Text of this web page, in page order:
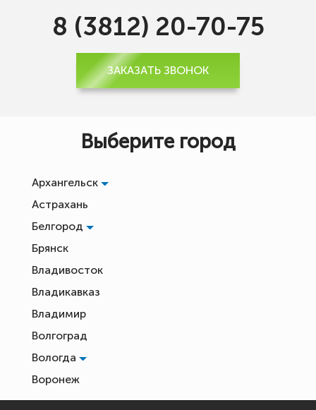
8 (3812) 20-70-75
ЗАКАЗАТЬ ЗВОНОК
Выберите город
Архангельск
Астрахань
Белгород
Брянск
Владивосток
Владикавказ
Владимир
Волгоград
Вологда
Воронеж
Екатеринбург